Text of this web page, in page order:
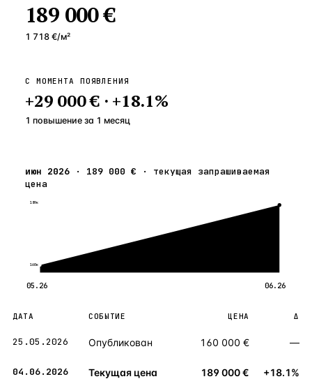
189 000 €
1 718 €/м²
С МОМЕНТА ПОЯВЛЕНИЯ
+29 000 €· +18.1%
1 повышение за 1 месяц
июн 2026 · 189 000 € · текущая запрашиваемая
цена
189к
160к
05.26 06.26
ДАТА СОБЫТИЕ ЦЕНА Δ
25.05.2026 Опубликован 160 000 € —
04.06.2026 Текущая цена 189 000 € +18.1%